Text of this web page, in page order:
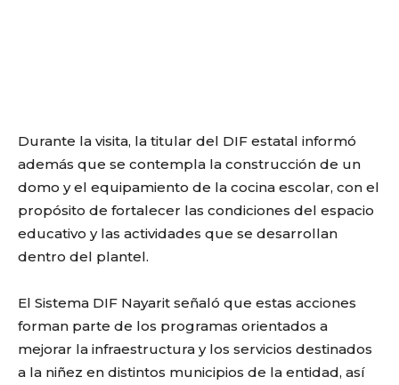
Durante la visita, la titular del DIF estatal informó
además que se contempla la construcción de un
domo y el equipamiento de la cocina escolar, con el
propósito de fortalecer las condiciones del espacio
educativo y las actividades que se desarrollan
dentro del plantel.
El Sistema DIF Nayarit señaló que estas acciones
forman parte de los programas orientados a
mejorar la infraestructura y los servicios destinados
a la niñez en distintos municipios de la entidad, así